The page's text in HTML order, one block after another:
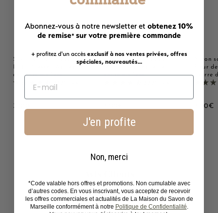
Savon solide parfumé au
Lait d'ânesse - Au beurre
de karité bio 125g
2221 avis
3,00€
0
Savon solide parfumé
karité bio 125g
0
0
Savon
Fleur
beurre
3,00€3
4.79 sur 5
Basé sur 483 avis
Abonnez-vous à notre newsletter et obtenez 10%
de remise*sur votre première commande
+ profitez d'un accès exclusif à nos ventes privées, offres
spéciales, nouveautés...
J'en profite
Non, merci
*Code valable hors offres et promotions. Non cumulable avec
d’autres codes. En vous inscrivant, vous acceptez de recevoir
les offres commerciales et actualités de La Maison du Savon de
Marseille conformément à notre Politique de Confidentialité.